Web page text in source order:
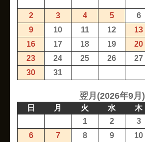
2
3 4 5 6
9
10 11 12 13
16
17 18 19 20
23
24 25 26 27
30
31
翌月(2026年9月)
日 月 火 水 木
1
2 3
6
7 8 9 10